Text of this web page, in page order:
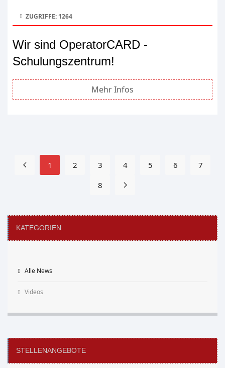
ZUGRIFFE: 1264
Wir sind OperatorCARD -
Schulungszentrum!
Mehr Infos
1 2 3 4 5 6
7
8
KATEGORIEN
Alle News
Videos
STELLENANGEBOTE